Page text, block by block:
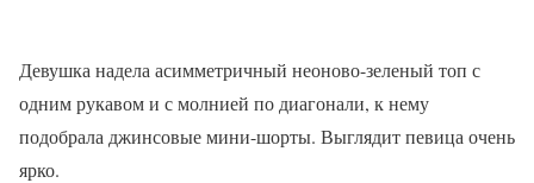
Девушка надела асимметричный неоново-зеленый топ с
одним рукавом и с молнией по диагонали, к нему
подобрала джинсовые мини-шорты. Выглядит певица очень
ярко.